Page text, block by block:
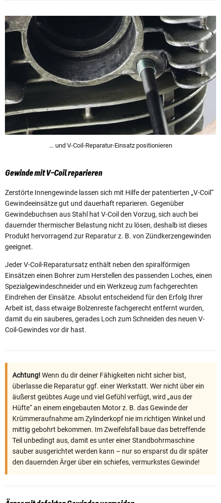
… und V-Coil-Reparatur-Einsatz positionieren
Gewinde mit V-Coil reparieren
Zerstörte Innengewinde lassen sich mit Hilfe der patentierten „V-Coil“
Gewindeeinsätze gut und dauerhaft reparieren. Gegenüber
Gewindebuchsen aus Stahl hat V-Coil den Vorzug, sich auch bei
dauernder thermischer Belastung nicht zu lösen, deshalb ist dieses
Produkt hervorragend zur Reparatur z. B. von Zündkerzengewinden
geeignet.
Jeder V-Coil-Reparatursatz enthält neben den spiralförmigen
Einsätzen einen Bohrer zum Herstellen des passenden Loches, einen
Spezialgewindeschneider und ein Werkzeug zum fachgerechten
Eindrehen der Einsätze. Absolut entscheidend für den Erfolg Ihrer
Arbeit ist, dass etwaige Bolzenreste fachgerecht entfernt wurden,
damit du ein sauberes, gerades Loch zum Schneiden des neuen V-
Coil-Gewindes vor dir hast.
Achtung! Wenn du dir deiner Fähigkeiten nicht sicher bist,
überlasse die Reparatur ggf. einer Werkstatt. Wer nicht über ein
äußerst geübtes Auge und viel Gefühl verfügt, wird „aus der
Hüfte“ an einem eingebauten Motor z. B. das Gewinde der
Krümmeraufnahme am Zylinderkopf nie im richtigen Winkel und
mittig gebohrt bekommen. Im Zweifelsfall baue das betreffende
Teil unbedingt aus, damit es unter einer Standbohrmaschine
sauber ausgerichtet werden kann – nur so ersparst du dir später
den dauernden Ärger über ein schiefes, vermurkstes Gewinde!